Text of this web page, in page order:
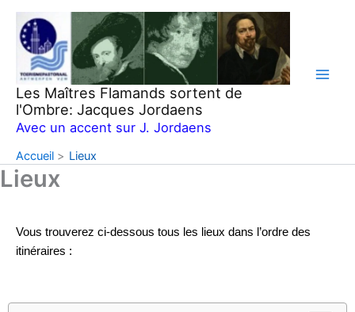
Aller
contenu
Les Maîtres Flamands sortent de
l'Ombre: Jacques Jordaens
Avec un accent sur J. Jordaens
Accueil Lieux
Lieux
Vous trouverez ci-dessous tous les lieux dans l’ordre des
itinéraires :